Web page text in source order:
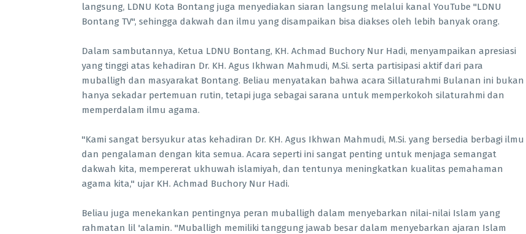
langsung, LDNU Kota Bontang juga menyediakan siaran langsung melalui kanal YouTube "LDNU
Bontang TV", sehingga dakwah dan ilmu yang disampaikan bisa diakses oleh lebih banyak orang.
Dalam sambutannya, Ketua LDNU Bontang, KH. Achmad Buchory Nur Hadi, menyampaikan apresiasi
yang tinggi atas kehadiran Dr. KH. Agus Ikhwan Mahmudi, M.Si. serta partisipasi aktif dari para
muballigh dan masyarakat Bontang. Beliau menyatakan bahwa acara Sillaturahmi Bulanan ini bukan
hanya sekadar pertemuan rutin, tetapi juga sebagai sarana untuk memperkokoh silaturahmi dan
memperdalam ilmu agama.
"Kami sangat bersyukur atas kehadiran Dr. KH. Agus Ikhwan Mahmudi, M.Si. yang bersedia berbagi ilmu
dan pengalaman dengan kita semua. Acara seperti ini sangat penting untuk menjaga semangat
dakwah kita, mempererat ukhuwah islamiyah, dan tentunya meningkatkan kualitas pemahaman
agama kita," ujar KH. Achmad Buchory Nur Hadi.
Beliau juga menekankan pentingnya peran muballigh dalam menyebarkan nilai-nilai Islam yang
rahmatan lil 'alamin. "Muballigh memiliki tanggung jawab besar dalam menyebarkan ajaran Islam